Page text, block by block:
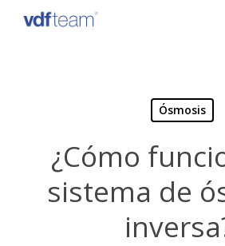
Ósmosis
¿Cómo
sistema de